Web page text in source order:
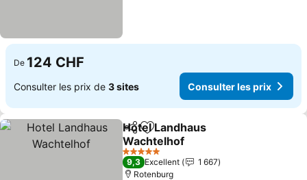
De 124 CHF
Consulter les prix de 3 sites Consulter les prix
PartagerAjouter à mes favoris
Hotel Landhaus
Wachtelhof
Consulter les prix
5 Étoiles
9,3 Excellent
1 667
Rotenburg